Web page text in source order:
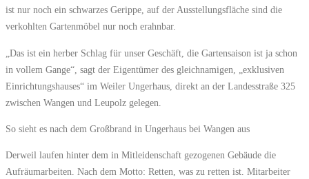
ist nur noch ein schwarzes Gerippe, auf der Ausstellungsfläche sind die
verkohlten Gartenmöbel nur noch erahnbar.
„Das ist ein herber Schlag für unser Geschäft, die Gartensaison ist ja schon
in vollem Gange“, sagt der Eigentümer des gleichnamigen, „exklusiven
Einrichtungshauses“ im Weiler Ungerhaus, direkt an der Landesstraße 325
zwischen Wangen und Leupolz gelegen.
So sieht es nach dem Großbrand in Ungerhaus bei Wangen aus
Derweil laufen hinter dem in Mitleidenschaft gezogenen Gebäude die
Aufräumarbeiten. Nach dem Motto: Retten, was zu retten ist. Mitarbeiter